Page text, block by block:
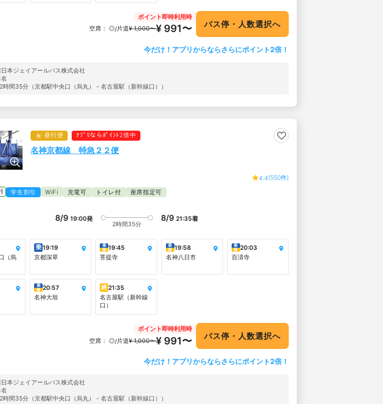
ポイント即時利用時
空席： ◎/片道¥ 1,000〜¥ 991〜 バス停・人数選択へ
今だけ！アプリからならさらにポイント2倍！
本ジェイアールバス株式会社
時間35分（京都駅中央口（烏丸） - 名古屋駅（新幹線口））
昼行便 ｱﾌﾟﾘならﾎﾟｲﾝﾄ2倍中
名神京都線 特急２２便
4.4(550件)
学生割引 WiFi 充電可 トイレ付 座席指定可
8/9 19:00発
2時間35分
8/9 21:35着
（烏
乗19:19
京都深草
乗
降 19:45
菩提寺
乗
降 19:58
名神八日市
乗
降 20:03
百済寺
乗
降 20:57
名神大垣
終21:35
名古屋駅（新幹線
口）
ポイント即時利用時
空席： ◎/片道¥ 1,000〜¥ 991〜 バス停・人数選択へ
今だけ！アプリからならさらにポイント2倍！
本ジェイアールバス株式会社
時間35分（京都駅中央口（烏丸） - 名古屋駅（新幹線口））